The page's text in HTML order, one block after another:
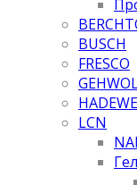
BUSCH
FRESCO
HADEWE
LCN